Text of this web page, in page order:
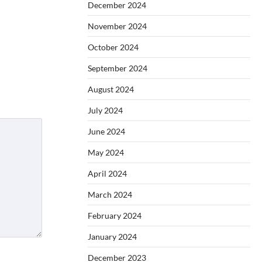
December 2024
November 2024
October 2024
September 2024
August 2024
July 2024
June 2024
May 2024
April 2024
March 2024
February 2024
January 2024
December 2023